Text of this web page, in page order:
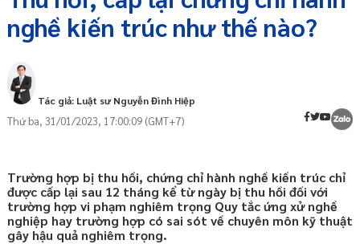
nghề kiến trúc như thế nào?
Tác giả: Luật sư Nguyễn Đình Hiệp
Thứ ba, 31/01/2023, 17:00:09 (GMT+7)
Trường hợp bị thu hồi, chứng chỉ hành nghề kiến trúc chỉ
được cấp lại sau 12 tháng kể từ ngày bị thu hồi đối với
trường hợp vi phạm nghiêm trọng Quy tắc ứng xử nghề
nghiệp hay trường hợp có sai sót về chuyên môn kỹ thuật
gây hậu quả nghiêm trọng.
Thẩm quyền cấp, gia hạn, thu hồi, cấp lại
Thu hồi, cấp lại chứng chỉ hành nghề kiến
trúc
phí qua zalo
sư trực tuyến online
ty/doanh nghiệp
gói
phí qua zalo
ty/doanh nghiệp
gói
ty/doanh nghiệp
gói